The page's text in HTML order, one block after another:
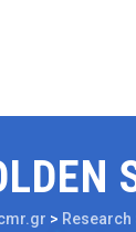
> Research